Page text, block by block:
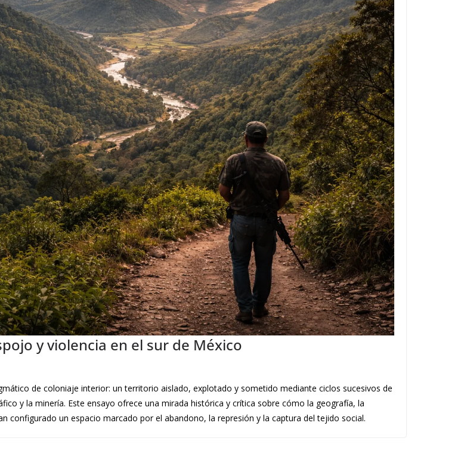
y violencia en el sur de México
de coloniaje interior: un territorio aislado, explotado y sometido mediante ciclos sucesivos de
y la minería. Este ensayo ofrece una mirada histórica y crítica sobre cómo la geografía, la
configurado un espacio marcado por el abandono, la represión y la captura del tejido social.